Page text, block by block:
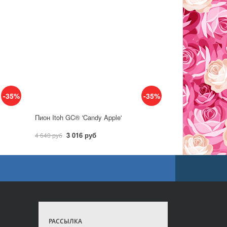
-35% -35%
Пион Itoh GC® 'Candy Apple'
4 640 руб 3 016 руб
РАССЫЛКА